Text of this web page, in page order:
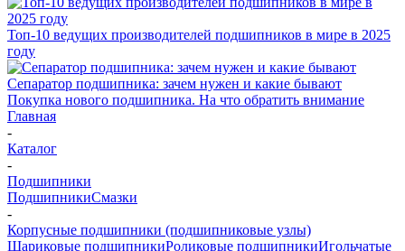
Топ-10 ведущих производителей подшипников в мире в 2025
году
Сепаратор подшипника: зачем нужен и какие бывают
Покупка нового подшипника. На что обратить внимание
Главная
-
Каталог
-
Подшипники
ПодшипникиСмазки
-
Корпусные подшипники (подшипниковые узлы)
Шариковые подшипникиРоликовые подшипникиИгольчатые